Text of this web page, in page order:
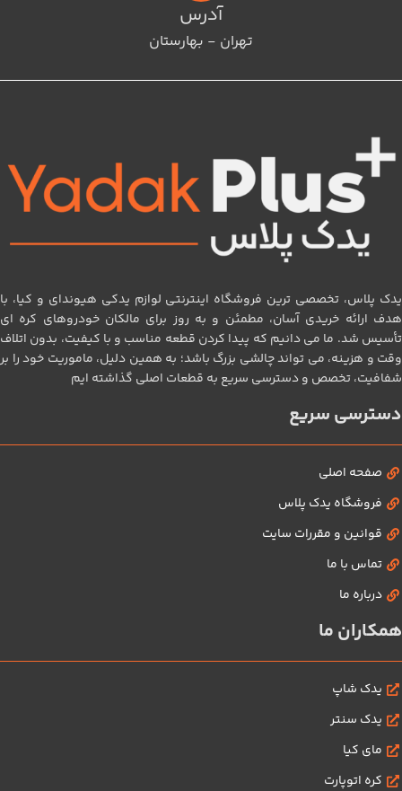
آدرس
تهران - بهارستان
یدک پلاس، تخصصی‌ ترین فروشگاه اینترنتی لوازم یدکی هیوندای و کیا، با
هدف ارائه خریدی آسان، مطمئن و به‌ روز برای مالکان خودروهای کره‌ ای
تأسیس شد. ما می‌ دانیم که پیدا کردن قطعه مناسب و با کیفیت، بدون اتلاف
وقت و هزینه، می‌ تواند چالشی بزرگ باشد؛ به همین دلیل، ماموریت خود را بر
شفافیت، تخصص و دسترسی سریع به قطعات اصلی گذاشته‌ ایم
دسترسی سریع
صفحه اصلی
فروشگاه یدک پلاس
قوانین و مقررات سایت
تماس با ما
درباره ما
همکاران ما
یدک شاپ
یدک سنتر
مای کیا
کره اتوپارت